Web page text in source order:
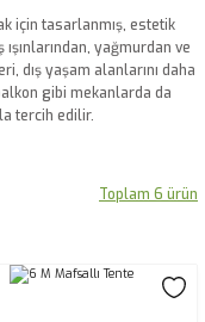
için tasarlanmış, estetik
yağmurdan ve
dış yaşam alanlarını daha
gibi mekanlarda da
tercih edilir.
Toplam 6 ürün